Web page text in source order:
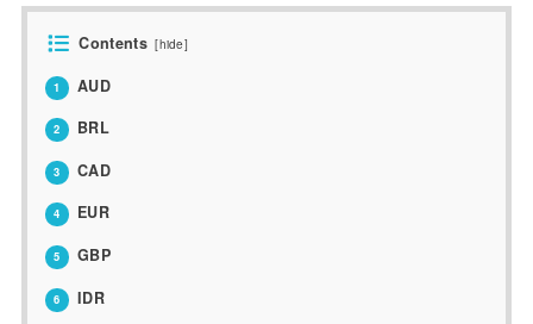
Contents [hide]
1 AUD
2 BRL
3 CAD
4 EUR
5 GBP
6 IDR